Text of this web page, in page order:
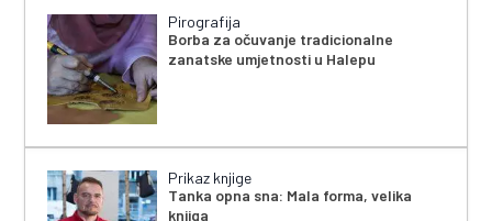
Pirografija
Borba za očuvanje tradicionalne
zanatske umjetnosti u Halepu
Prikaz knjige
Tanka opna sna: Mala forma, velika
knjiga